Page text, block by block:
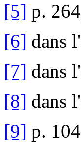
[5] p.
[6] dans
[7] dans
[8] dans
[9] p.